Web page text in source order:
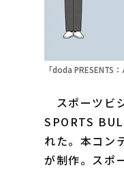
「doda PRESENTS
スポーツビ
SPORTS
れた。本コン
が制作。スポ